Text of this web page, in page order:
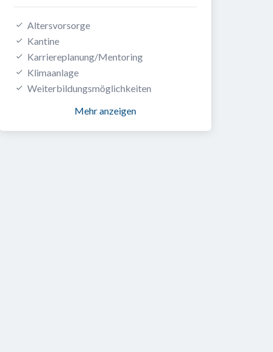
Altersvorsorge
Kantine
Karriereplanung/Mentoring
Klimaanlage
Weiterbildungsmöglichkeiten
Mehr anzeigen